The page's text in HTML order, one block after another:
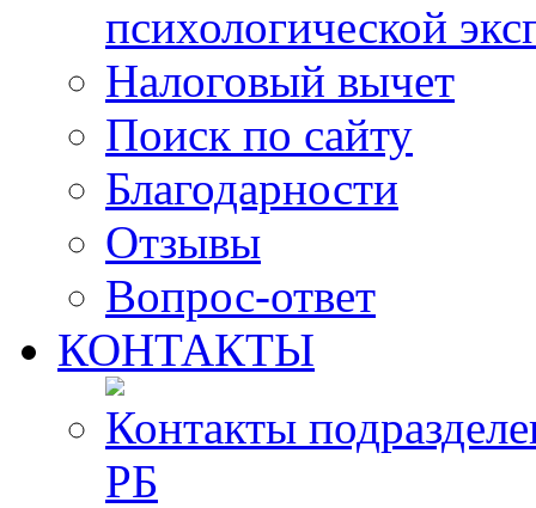
психологической
Налоговый вычет
Поиск по сайту
Благодарности
Отзывы
Вопрос-ответ
КОНТАКТЫ
Контакты
РБ